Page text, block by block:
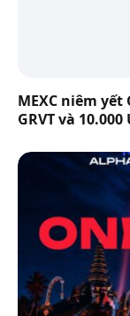
MEXC niêm yết
GRVT và